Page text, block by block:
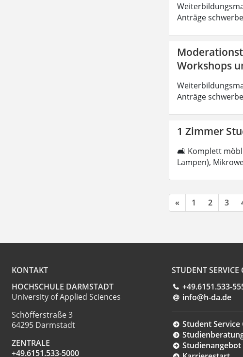
Anträge
Workshops
Anträge
1 Zimmer
🛋 Komplett
Lampen),
« 1 2 3
KONTAKT
HOCHSCHULE DARMSTADT
University of Applied Sciences
Schöfferstraße 3
64295 Darmstadt
ZENTRALE
+49.6151.533-5000
STUDENT SERVICE
+49.6151.533-
info@h-da.de
Student Service
Studienangebot